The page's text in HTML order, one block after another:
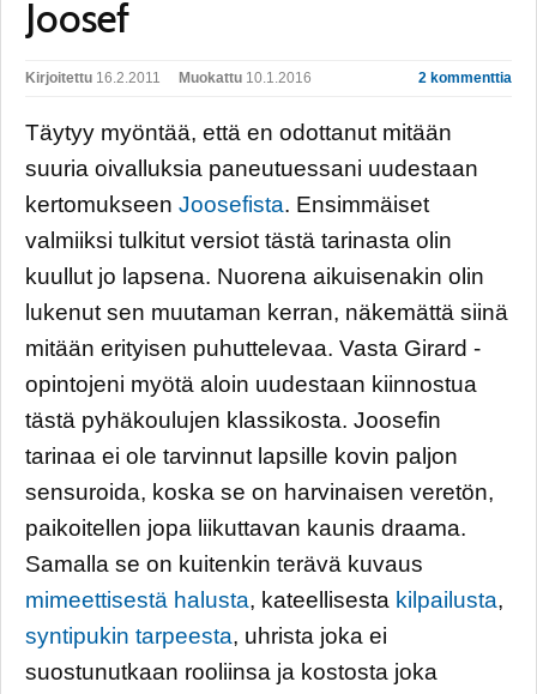
Joosef
2 kommenttia
Kirjoitettu 16.2.2011 Muokattu 10.1.2016
Täytyy myöntää, että en odottanut mitään
suuria oivalluksia paneutuessani uudestaan
kertomukseen Joosefista. Ensimmäiset
valmiiksi tulkitut versiot tästä tarinasta olin
kuullut jo lapsena. Nuorena aikuisenakin olin
lukenut sen muutaman kerran, näkemättä siinä
mitään erityisen puhuttelevaa. Vasta Girard -
opintojeni myötä aloin uudestaan kiinnostua
tästä pyhäkoulujen klassikosta. Joosefin
tarinaa ei ole tarvinnut lapsille kovin paljon
sensuroida, koska se on harvinaisen veretön,
paikoitellen jopa liikuttavan kaunis draama.
Samalla se on kuitenkin terävä kuvaus
mimeettisestä halusta, kateellisesta kilpailusta,
syntipukin tarpeesta, uhrista joka ei
suostunutkaan rooliinsa ja kostosta joka